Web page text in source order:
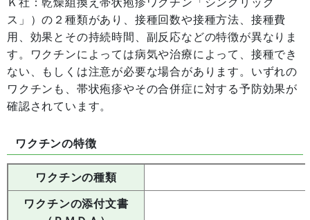
ス」）の２種類があり、接種回数や接種方法、接種費
用、効果とその持続時間、副反応などの特徴が異なりま
す。ワクチンによっては病気や治療によって、接種でき
ない、もしくは注意が必要な場合があります。いずれの
ワクチンも、帯状疱疹やその合併症に対する予防効果が
確認されています。
ワクチンの特徴
ワクチンの種類
ワクチンの添付文書